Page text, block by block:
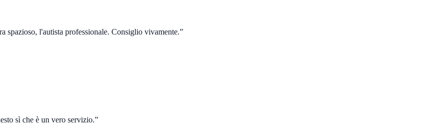
spazioso, l'autista professionale. Consiglio vivamente.”
sì che è un vero servizio.”